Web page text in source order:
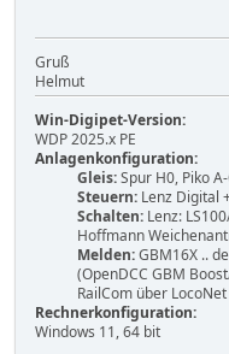
Gruß
Helmut
Win-Digipet-Version:
WDP 2025.x PE
Anlagenkonfiguration:
Gleis:Spur H0, Piko
Steuern: Lenz Digital
Schalten: Lenz:
Hoffmann
Melden:GBM16X ..
(OpenDCC GBM
RailCom über LocoNet
Rechnerkonfiguration:
Windows 11, 64 bit